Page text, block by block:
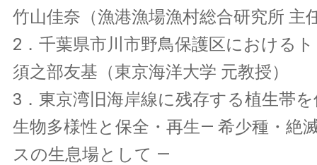
竹山佳奈（漁港漁場漁村総合研究所 主
2．千葉県市川市野鳥保護区における
須之部友基（東京海洋大学 元教授）
3．東京湾旧海岸線に残存する植生帯
生物多様性と保全・再生— 希少種・絶
スの生息場として —